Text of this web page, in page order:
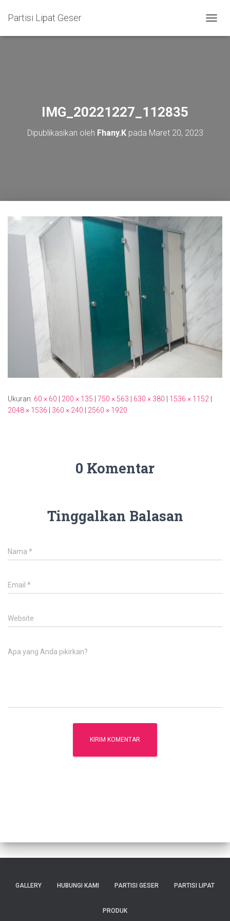
Partisi Lipat Geser
O
IMG_20221227_112835
Dipublikasikan oleh Fhany.Kpada Maret 20, 2023
Ukuran: 60 × 60 | 200 × 135 | 750 × 563 | 630 × 380 | 1536 × 1152 |
2048 × 1536 | 360 × 240 | 2560 × 1920
0 Komentar
Tinggalkan Balasan
Nama *
Email *
Website
Apa yang Anda pikirkan?
GALLERY HUBUNGI KAMI PARTISI GESER PARTISI LIPAT
PRODUK